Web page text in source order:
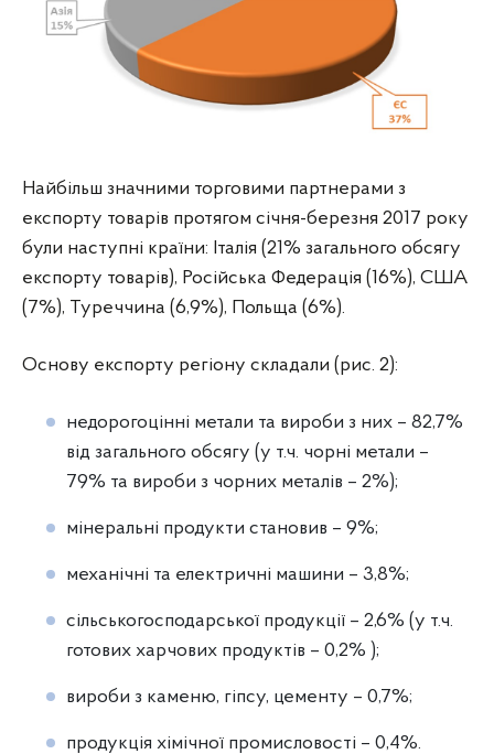
Найбільш значними торговими партнерами з
експорту товарів протягом січня-березня 2017 року
були наступні країни: Італія (21% загального обсягу
експорту товарів), Російська Федерація (16%), США
(7%), Туреччина (6,9%), Польща (6%).
Основу експорту регіону складали (рис. 2):
недорогоцінні метали та вироби з них – 82,7%
від загального обсягу (у т.ч. чорні метали –
79% та вироби з чорних металів – 2%);
мінеральні продукти становив – 9%;
механічні та електричні машини – 3,8%;
сільськогосподарської продукції – 2,6% (у т.ч.
готових харчових продуктів – 0,2% );
вироби з каменю, гіпсу, цементу – 0,7%;
продукція хімічної промисловості – 0,4%.